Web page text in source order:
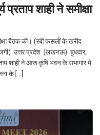
शाही ने समीक्षा
बैठक की। (रबी फसलों के खरीद
उत्तर प्रदेश (लखनऊ) बुधवार,
शाही ने आज कृषि भवन के सभागार में
के […]